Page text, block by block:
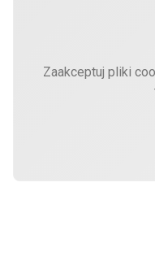
Zaakceptuj pliki